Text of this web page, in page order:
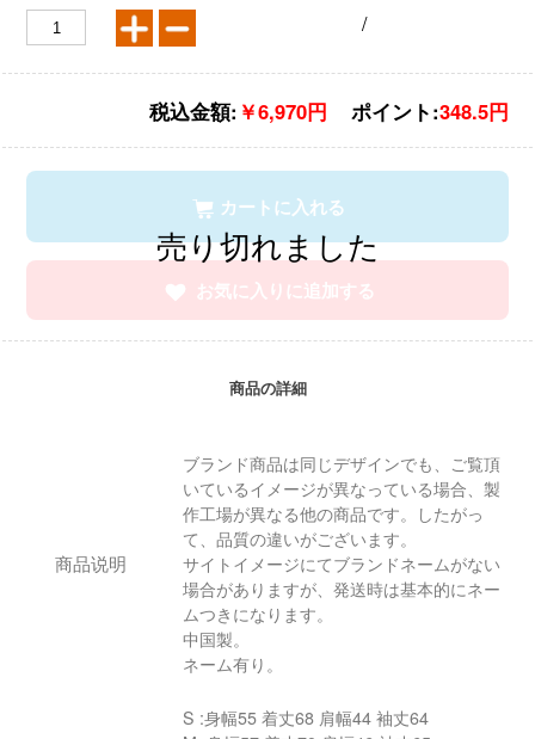
/
税込金額: ￥6,970円 ポイント:348.5円
カートに入れる
お気に入りに追加する
商品の詳細
商品说明
ブランド商品は同じデザインでも、ご覧頂
いているイメージが異なっている場合、製
作工場が異なる他の商品です。したがっ
て、品質の違いがございます。
サイトイメージにてブランドネームがない
場合がありますが、発送時は基本的にネー
ムつきになります。
中国製。
ネーム有り。
S :身幅55 着丈68 肩幅44 袖丈64